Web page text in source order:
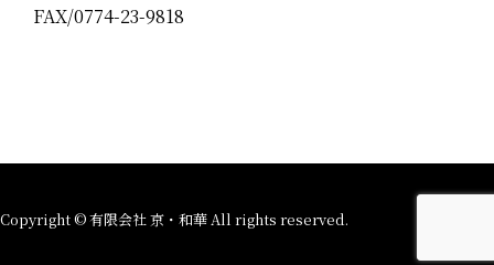
FAX/0774-23-9818
Copyright © 有限会社 京・和華 All rights reserved.